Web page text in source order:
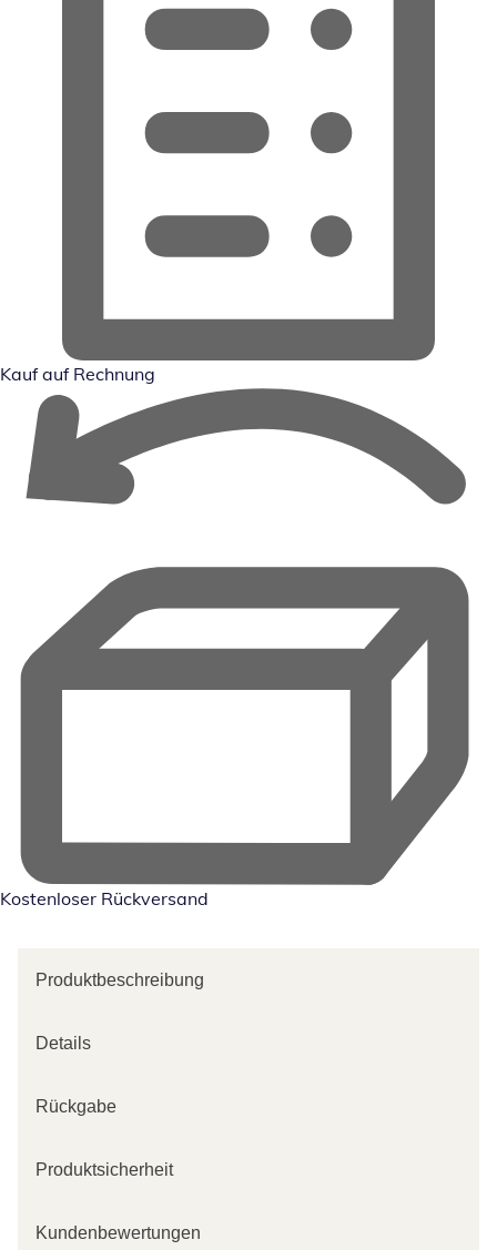
Kauf auf Rechnung
Kostenloser Rückversand
Produktbeschreibung
Details
Rückgabe
Produktsicherheit
Kundenbewertungen